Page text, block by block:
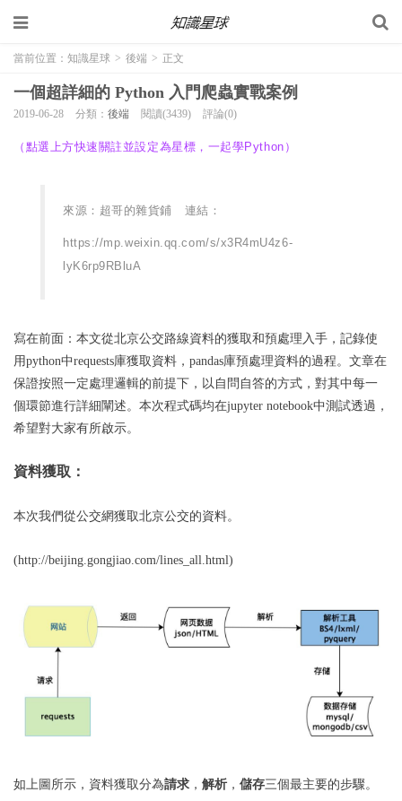
當前位置： 知識星球 > 後端 > 正文
一個超詳細的 Python 入門爬蟲實戰案例
2019-06-28 分類： 後端 閱讀(3439) 評論(0)
（點選上方快速關註並設定為星標，一起學Python）
來源：超哥的雜貨鋪   連結：
https://mp.weixin.qq.com/s/x3R4mU4z6-
lyK6rp9RBluA
寫在前面：本文從北京公交路線資料的獲取和預處理入手，記錄使
用python中requests庫獲取資料，pandas庫預處理資料的過程。文章在
保證按照一定處理邏輯的前提下，以自問自答的方式，對其中每一
個環節進行詳細闡述。本次程式碼均在jupyter notebook中測試透過，
希望對大家有所啟示。
資料獲取：
本次我們從公交網獲取北京公交的資料。
(http://beijing.gongjiao.com/lines_all.html)
如上圖所示，資料獲取分為請求 ， 解析 ， 儲存三個最主要的步驟。